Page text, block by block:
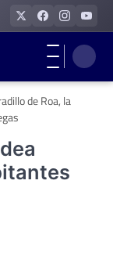
de Roa, la